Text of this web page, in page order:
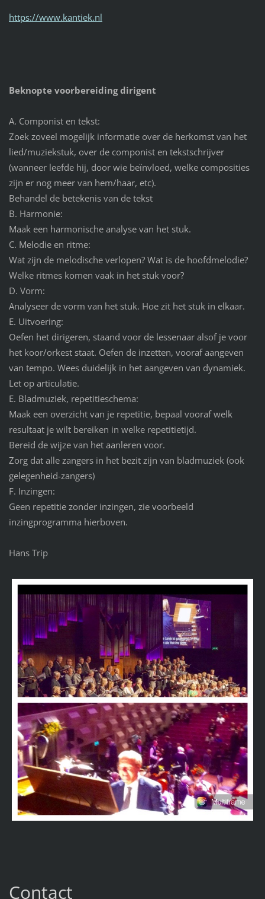
https://www.kantiek.nl
Beknopte voorbereiding dirigent
A. Componist en tekst:
Zoek zoveel mogelijk informatie over de herkomst van het
lied/muziekstuk, over de componist en tekstschrijver
(wanneer leefde hij, door wie beïnvloed, welke composities
zijn er nog meer van hem/haar, etc).
Behandel de betekenis van de tekst
B. Harmonie:
Maak een harmonische analyse van het stuk.
C. Melodie en ritme:
Wat zijn de melodische verlopen? Wat is de hoofdmelodie?
Welke ritmes komen vaak in het stuk voor?
D. Vorm:
Analyseer de vorm van het stuk. Hoe zit het stuk in elkaar.
E. Uitvoering:
Oefen het dirigeren, staand voor de lessenaar alsof je voor
het koor/orkest staat. Oefen de inzetten, vooraf aangeven
van tempo. Wees duidelijk in het aangeven van dynamiek.
Let op articulatie.
E. Bladmuziek, repetitieschema:
Maak een overzicht van je repetitie, bepaal vooraf welk
resultaat je wilt bereiken in welke repetitietijd.
Bereid de wijze van het aanleren voor.
Zorg dat alle zangers in het bezit zijn van bladmuziek (ook
gelegenheid-zangers)
F. Inzingen:
Geen repetitie zonder inzingen, zie voorbeeld
inzingprogramma hierboven.
Hans Trip
Contact